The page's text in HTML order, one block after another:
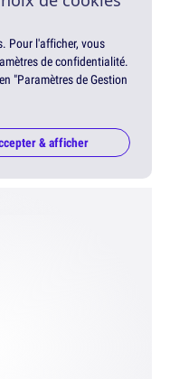
Pour l'afficher, vous
de confidentialité.
"Paramètres de Gestion
& afficher